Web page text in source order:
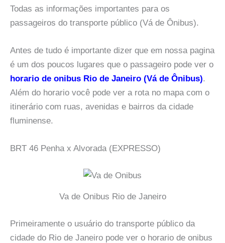
Todas as informações importantes para os
passageiros do transporte público (Vá de Ônibus).
Antes de tudo é importante dizer que em nossa pagina
é um dos poucos lugares que o passageiro pode ver o
horario de onibus Rio de Janeiro (Vá de Ônibus).
Além do horario você pode ver a rota no mapa com o
itinerário com ruas, avenidas e bairros da cidade
fluminense.
BRT 46 Penha x Alvorada (EXPRESSO)
Va de Onibus Rio de Janeiro
Primeiramente o usuário do transporte público da
cidade do Rio de Janeiro pode ver o horario de onibus